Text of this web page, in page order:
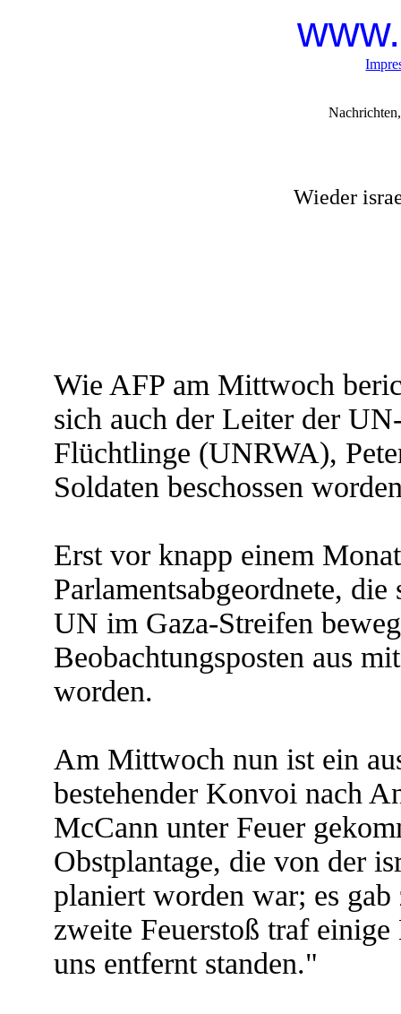
Wieder
Wie AFP am Mittwoch
sich auch der Leiter der
Flüchtlinge (UNRWA),
Soldaten beschossen
Erst vor knapp einem
Parlamentsabgeordnete,
UN im Gaza-Streifen
Beobachtungsposten aus
worden.
Am Mittwoch nun ist ein
bestehender Konvoi nach
McCann unter Feuer
Obstplantage, die von der
planiert worden war; es
zweite Feuerstoß traf
uns entfernt standen."